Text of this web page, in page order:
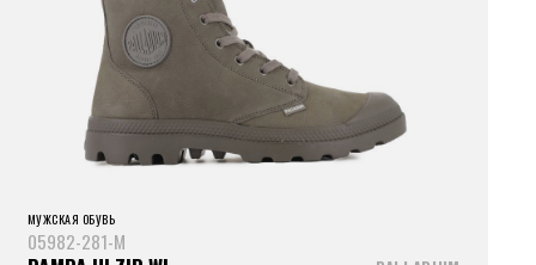
МУЖСКАЯ ОБУВЬ
05982-281-M